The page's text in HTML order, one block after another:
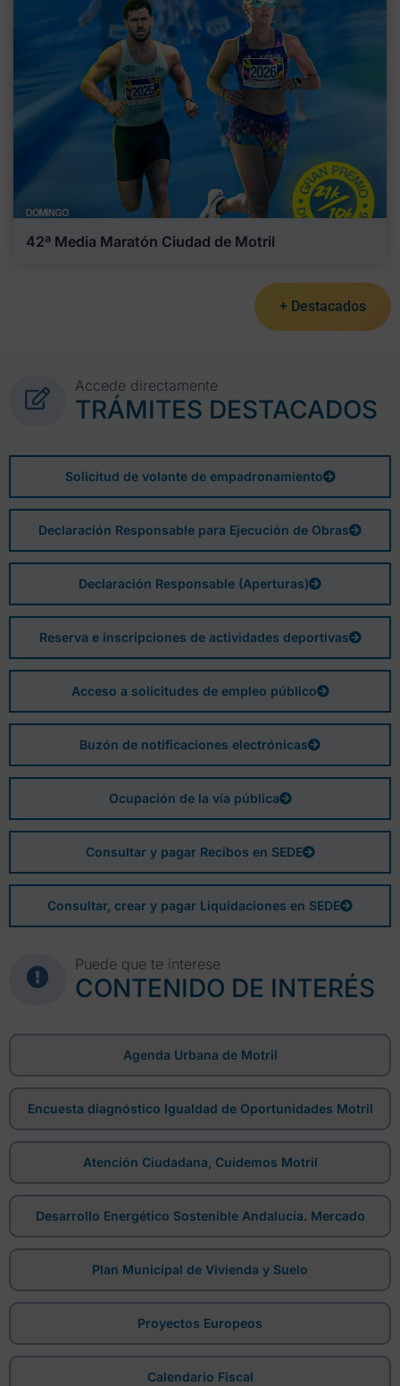
42ª Media Maratón Ciudad de Motril
+ Destacados
Accede directamente
TRÁMITES DESTACADOS
Solicitud de volante de empadronamiento
Declaración Responsable para Ejecución de Obras
Declaración Responsable (Aperturas)
Reserva e inscripciones de actividades deportivas
Acceso a solicitudes de empleo público
Buzón de notificaciones electrónicas
Ocupación de la vía pública
Consultar y pagar Recibos en SEDE
Consultar, crear y pagar Liquidaciones en SEDE
Puede que te interese
CONTENIDO DE INTERÉS
Agenda Urbana de Motril
Encuesta diagnóstico Igualdad de Oportunidades Motril
Atención Ciudadana, Cuidemos Motril
Desarrollo Energético Sostenible Andalucía. Mercado
Plan Municipal de Vivienda y Suelo
Proyectos Europeos
Calendario Fiscal